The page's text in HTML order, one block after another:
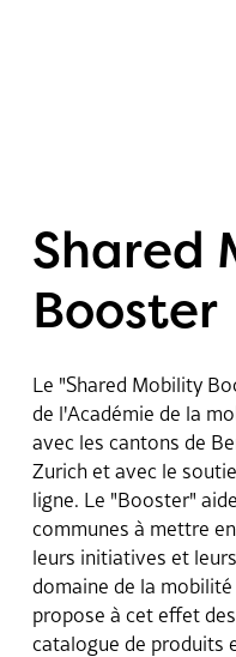
News
Wall
Shared
Booster
Le "Shared Mobility
de l'Académie de la
avec les cantons de
Zurich et avec le
ligne. Le "Booster"
communes à mettre
leurs initiatives et
domaine de la
propose à cet effet
catalogue de produits